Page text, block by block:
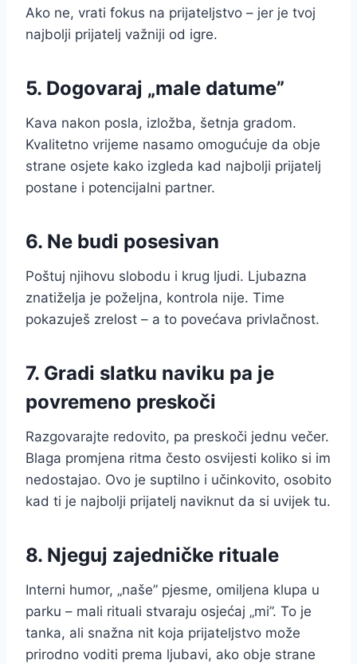
Ako ne, vrati fokus na prijateljstvo – jer je tvoj
najbolji prijatelj važniji od igre.
5. Dogovaraj „male datume”
Kava nakon posla, izložba, šetnja gradom.
Kvalitetno vrijeme nasamo omogućuje da obje
strane osjete kako izgleda kad najbolji prijatelj
postane i potencijalni partner.
6. Ne budi posesivan
Poštuj njihovu slobodu i krug ljudi. Ljubazna
znatiželja je poželjna, kontrola nije. Time
pokazuješ zrelost – a to povećava privlačnost.
7. Gradi slatku naviku pa je
povremeno preskoči
Razgovarajte redovito, pa preskoči jednu večer.
Blaga promjena ritma često osvijesti koliko si im
nedostajao. Ovo je suptilno i učinkovito, osobito
kad ti je najbolji prijatelj naviknut da si uvijek tu.
8. Njeguj zajedničke rituale
Interni humor, „naše” pjesme, omiljena klupa u
parku – mali rituali stvaraju osjećaj „mi”. To je
tanka, ali snažna nit koja prijateljstvo može
prirodno voditi prema ljubavi, ako obje strane